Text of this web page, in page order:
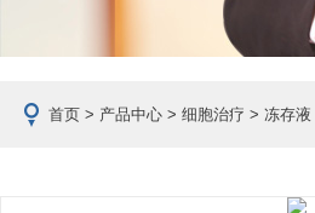
首页 > 产品中心 > 细胞治疗 > 冻存液